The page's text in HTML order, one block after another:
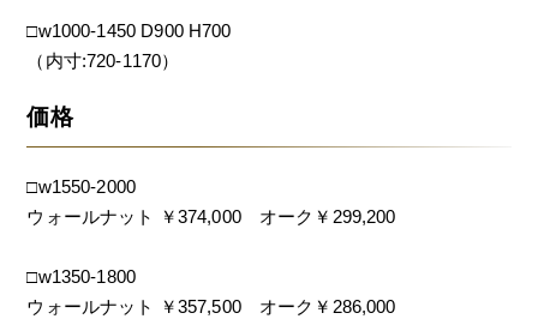
□w1000-1450 D900 H700
（内寸:720-1170）
価格
□w1550-2000
ウォールナット ￥374,000 オーク￥299,200
□w1350-1800
ウォールナット ￥357,500 オーク￥286,000